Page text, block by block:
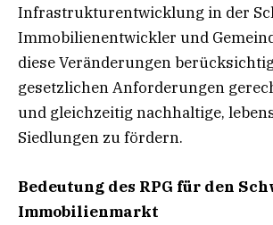
Infrastrukturentwicklung in der
Immobilienentwickler und
diese Veränderungen
gesetzlichen Anforderungen
und gleichzeitig nachhaltige,
Siedlungen zu fördern.
Bedeutung des RPG für den
Immobilienmarkt